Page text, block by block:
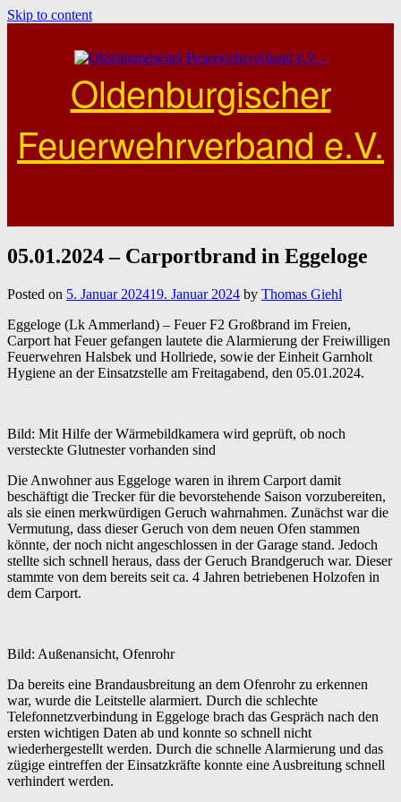
Skip to content
Oldenburgischer
Feuerwehrverband e.V.
05.01.2024 – Carportbrand in Eggeloge
Posted on 5. Januar 202419. Januar 2024 by Thomas Giehl
Eggeloge (Lk Ammerland) – Feuer F2 Großbrand im Freien,
Carport hat Feuer gefangen lautete die Alarmierung der Freiwilligen
Feuerwehren Halsbek und Hollriede, sowie der Einheit Garnholt
Hygiene an der Einsatzstelle am Freitagabend, den 05.01.2024.
Bild: Mit Hilfe der Wärmebildkamera wird geprüft, ob noch
versteckte Glutnester vorhanden sind
Die Anwohner aus Eggeloge waren in ihrem Carport damit
beschäftigt die Trecker für die bevorstehende Saison vorzubereiten,
als sie einen merkwürdigen Geruch wahrnahmen. Zunächst war die
Vermutung, dass dieser Geruch von dem neuen Ofen stammen
könnte, der noch nicht angeschlossen in der Garage stand. Jedoch
stellte sich schnell heraus, dass der Geruch Brandgeruch war. Dieser
stammte von dem bereits seit ca. 4 Jahren betriebenen Holzofen in
dem Carport.
Bild: Außenansicht, Ofenrohr
Da bereits eine Brandausbreitung an dem Ofenrohr zu erkennen
war, wurde die Leitstelle alarmiert. Durch die schlechte
Telefonnetzverbindung in Eggeloge brach das Gespräch nach den
ersten wichtigen Daten ab und konnte so schnell nicht
wiederhergestellt werden. Durch die schnelle Alarmierung und das
zügige eintreffen der Einsatzkräfte konnte eine Ausbreitung schnell
verhindert werden.